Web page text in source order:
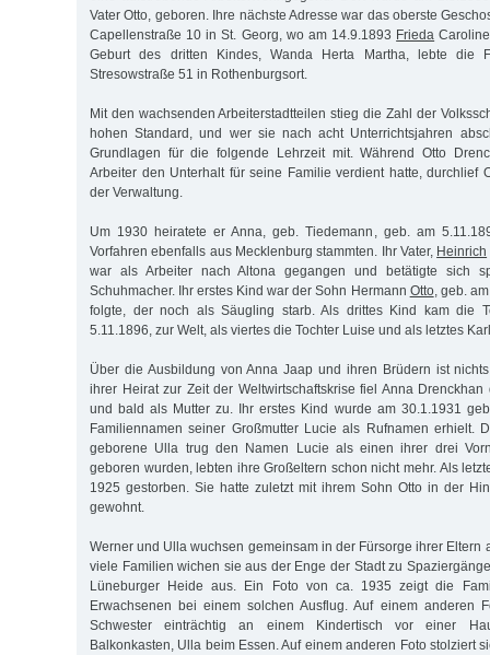
Vater Otto, geboren. Ihre nächste Adresse war das oberste
Capellenstraße 10 in St. Georg, wo am 14.9.1893 Frieda
Geburt des dritten Kindes, Wanda Herta Martha, lebte die
Stresowstraße 51 in Rothenburgsort.
Mit den wachsenden Arbeiterstadtteilen stieg die Zahl der
hohen Standard, und wer sie nach acht Unterrichtsjahren
Grundlagen für die folgende Lehrzeit mit. Während Otto
Arbeiter den Unterhalt für seine Familie verdient hatte, durchlief
der Verwaltung.
Um 1930 heiratete er Anna, geb. Tiedemann, geb. am
Vorfahren ebenfalls aus Mecklenburg stammten. Ihr Vater, Heinrich
war als Arbeiter nach Altona gegangen und betätigte sich
Schuhmacher. Ihr erstes Kind war der Sohn Hermann Otto, geb.
folgte, der noch als Säugling starb. Als drittes Kind kam die
5.11.1896, zur Welt, als viertes die Tochter Luise und als letztes
Über die Ausbildung von Anna Jaap und ihren Brüdern ist
ihrer Heirat zur Zeit der Weltwirtschaftskrise fiel Anna
und bald als Mutter zu. Ihr erstes Kind wurde am 30.1.1931
Familiennamen seiner Großmutter Lucie als Rufnamen erhielt.
geborene Ulla trug den Namen Lucie als einen ihrer drei
geboren wurden, lebten ihre Großeltern schon nicht mehr. Als
1925 gestorben. Sie hatte zuletzt mit ihrem Sohn Otto in der
gewohnt.
Werner und Ulla wuchsen gemeinsam in der Fürsorge ihrer Eltern
viele Familien wichen sie aus der Enge der Stadt zu
Lüneburger Heide aus. Ein Foto von ca. 1935 zeigt die
Erwachsenen bei einem solchen Ausflug. Auf einem anderen
Schwester einträchtig an einem Kindertisch vor einer
Balkonkasten, Ulla beim Essen. Auf einem anderen Foto stolziert